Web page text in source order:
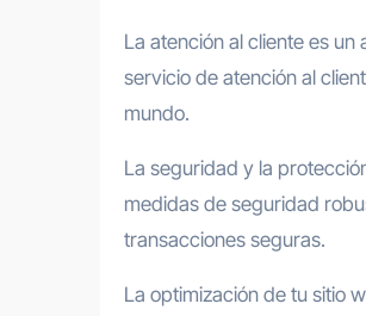
La atención al cliente es
servicio de atención al
mundo.
La seguridad y la
medidas de seguridad
transacciones seguras.
La optimización de tu sitio